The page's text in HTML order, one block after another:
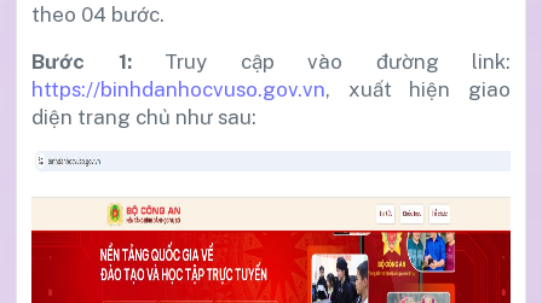
theo 04 bước.
Bước 1:Truy cập vào đường link:
https://binhdanhocvuso.gov.vn, xuất hiện giao
diện trang chủ như sau: